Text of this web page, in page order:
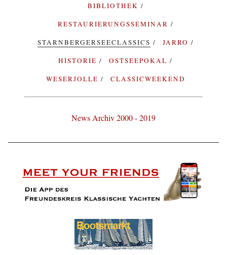
BIBLIOTHEK
RESTAURIERUNGSSEMINAR
STARNBERGERSEECLASSICS
JARRO
HISTORIE
OSTSEEPOKAL
WESERJOLLE
CLASSICWEEKEND
News Archiv 2000 - 2019